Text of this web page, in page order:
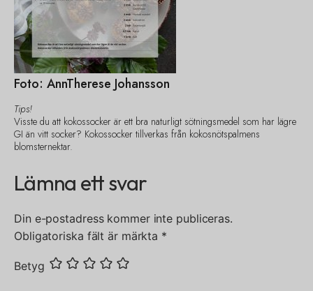
Foto: AnnTherese Johansson
Tips!
Visste du att kokossocker är ett bra naturligt sötningsmedel som har lägre
GI än vitt socker? Kokossocker tillverkas från kokosnötspalmens
blomsternektar.
Lämna ett svar
Din e-postadress kommer inte publiceras.
Obligatoriska fält är märkta *
Betyg